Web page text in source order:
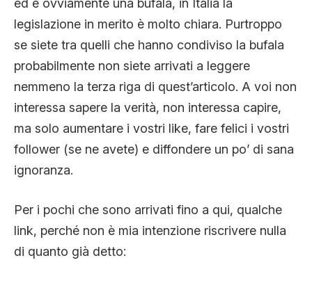
ed è ovviamente una bufala, in Italia la
legislazione in merito è molto chiara. Purtroppo
se siete tra quelli che hanno condiviso la bufala
probabilmente non siete arrivati a leggere
nemmeno la terza riga di quest’articolo. A voi non
interessa sapere la verità, non interessa capire,
ma solo aumentare i vostri like, fare felici i vostri
follower (se ne avete) e diffondere un po’ di sana
ignoranza.
Per i pochi che sono arrivati fino a qui, qualche
link, perché non è mia intenzione riscrivere nulla
di quanto già detto: